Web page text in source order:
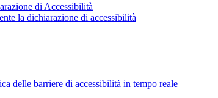
di Accessibilità
la dichiarazione di accessibilità
delle barriere di accessibilità in tempo reale